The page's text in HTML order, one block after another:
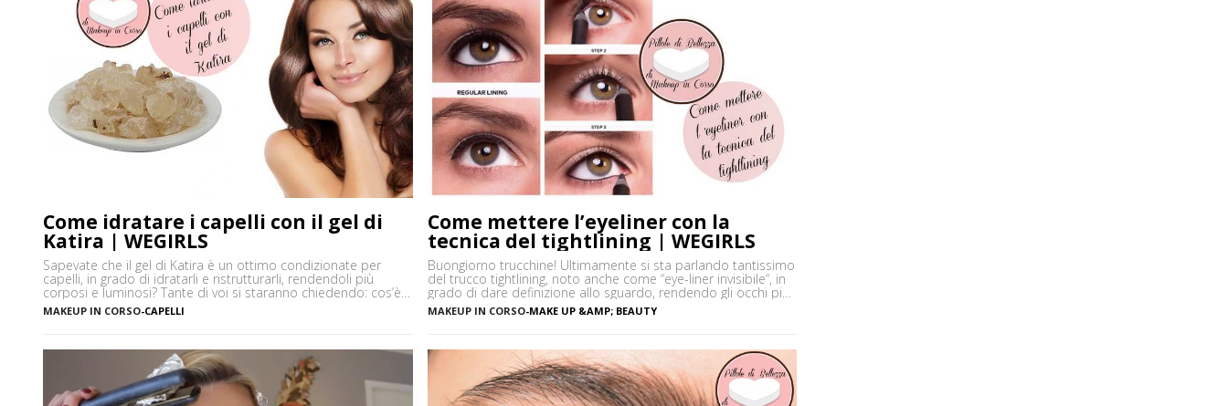
Come idratare i capelli con il gel di
Katira | WEGIRLS
Sapevate che il gel di Katira è un ottimo condizionate per
capelli, in grado di idratarli e ristrutturarli, rendendoli più
corposi e luminosi? Tante di voi si staranno chiedendo: cos’è
la Katira? La Katira o Gomma Adragante è una resina
gelificante naturale ottenuta dalla linfa essiccata di Astragalus
MAKEUP IN CORSO-CAPELLI
Come mettere l’eyeliner con la
tecnica del tightlining | WEGIRLS
Buongiorno trucchine! Ultimamente si sta parlando tantissimo
del trucco tightlining, noto anche come “eye-liner invisibile“, in
grado di dare definizione allo sguardo, rendendo gli occhi più
espressivi e le ciglia più folte. Ma di cosa si tratta
precisamente? Vediamo insieme cos’è tightlining e come farlo
tightlining […]
MAKEUP IN CORSO-MAKE UP &AMP; BEAUTY